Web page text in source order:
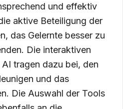
und effektiv
aktive Beteiligung der
das Gelernte besser zu
Die interaktiven
tragen dazu bei, den
und das
Die Auswahl der Tools